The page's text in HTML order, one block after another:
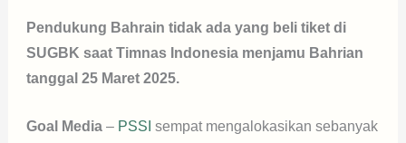
Pendukung Bahrain tidak ada yang beli tiket di
SUGBK saat Timnas Indonesia menjamu Bahrian
tanggal 25 Maret 2025.
Goal Media – PSSI sempat mengalokasikan sebanyak